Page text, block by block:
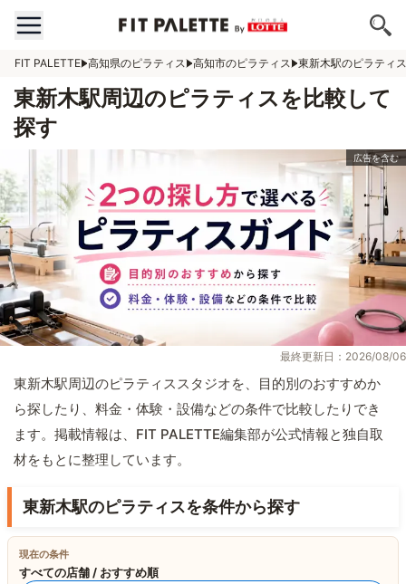
FIT PALETTE 高知県のピラティス 高知市のピラティス 東新木駅のピラティス
東新木駅周辺のピラティスを比較して
探す
最終更新日：2026/08/06
東新木駅周辺のピラティススタジオを、目的別のおすすめか
ら探したり、料金・体験・設備などの条件で比較したりでき
ます。掲載情報は、FIT PALETTE編集部が公式情報と独自取
材をもとに整理しています。
東新木駅のピラティスを条件から探す
現在の条件
すべての店舗 / おすすめ順